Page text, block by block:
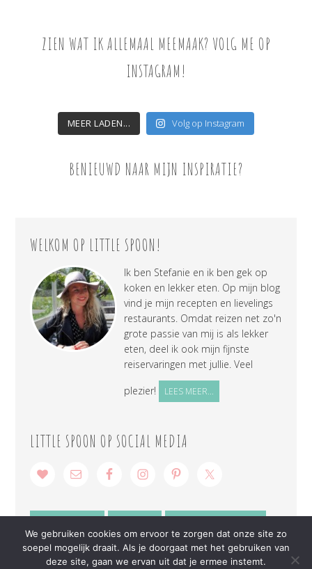
ZIEN WAT IK ALLEMAAL MEEMAAK? VOLG ME OP
INSTAGRAM!
MEER LADEN... Volg op Instagram
BENIEUWD NAAR MIJN INSPIRATIE?
WELKOM OP LITTLE SPOON!
Ik ben Stefanie en ik ben gek op
koken en lekker eten. Op mijn blog
vind je mijn recepten en lievelings
restaurants. Omdat reizen net zo'n
grote passie van mij is als lekker
eten, deel ik ook mijn fijnste
reiservaringen met jullie. Veel
plezier!
LEES MEER...
LITTLE SPOON OP SOCIAL MEDIA
We gebruiken cookies om ervoor te zorgen dat onze site zo
soepel mogelijk draait. Als je doorgaat met het gebruiken van
deze site, gaan we ervan uit dat je ermee instemt.